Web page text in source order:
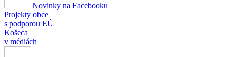
Novinky na Facebooku
Projekty obce
s podporou EÚ
Košeca
v médiách